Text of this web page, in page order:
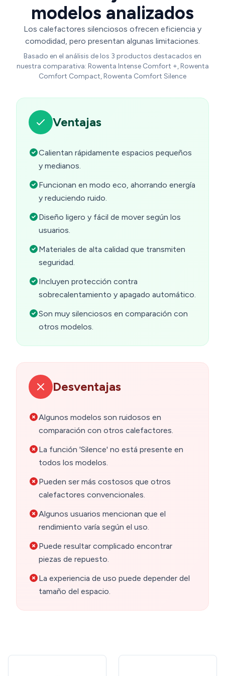
modelos analizados
Los calefactores silenciosos ofrecen eficiencia y
comodidad, pero presentan algunas limitaciones.
Basado en el análisis de los 3 productos destacados en
nuestra comparativa: Rowenta Intense Comfort +, Rowenta
Comfort Compact, Rowenta Comfort Silence
Ventajas
Calientan rápidamente espacios pequeños
y medianos.
Funcionan en modo eco, ahorrando energía
y reduciendo ruido.
Diseño ligero y fácil de mover según los
usuarios.
Materiales de alta calidad que transmiten
seguridad.
Incluyen protección contra
sobrecalentamiento y apagado automático.
Son muy silenciosos en comparación con
otros modelos.
Desventajas
Algunos modelos son ruidosos en
comparación con otros calefactores.
La función 'Silence' no está presente en
todos los modelos.
Pueden ser más costosos que otros
calefactores convencionales.
Algunos usuarios mencionan que el
rendimiento varía según el uso.
Puede resultar complicado encontrar
piezas de repuesto.
La experiencia de uso puede depender del
tamaño del espacio.